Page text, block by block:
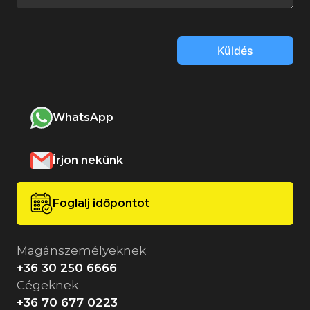
Küldés
WhatsApp
Írjon nekünk
Foglalj időpontot
Magánszemélyeknek
+36 30 250 6666
Cégeknek
+36 70 677 0223